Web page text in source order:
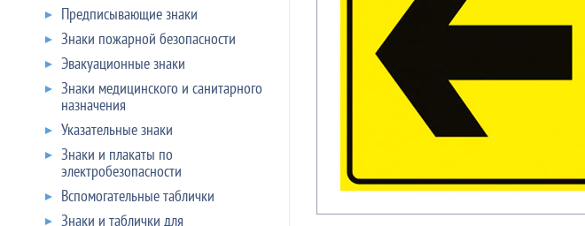
Предписывающие знаки
Знаки пожарной безопасности
Эвакуационные знаки
Знаки медицинского и санитарного
назначения
Указательные знаки
Знаки и плакаты по
электробезопасности
Вспомогательные таблички
Знаки и таблички для